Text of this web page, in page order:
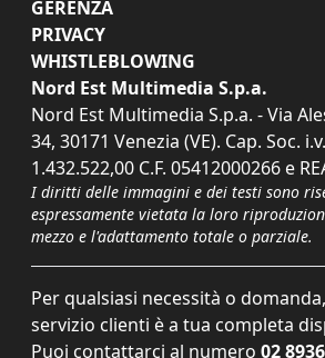
GERENZA
PRIVACY
WHISTLEBLOWING
Nord Est Multimedia S.p.a.
Nord Est Multimedia S.p.a. - Via
34, 30171 Venezia (VE). Cap. Soc.
1.432.522,00 C.F. 05412000266 e
I diritti delle immagini e dei testi sono
espressamente vietata la loro
mezzo e l'adattamento totale o parziale.
Per qualsiasi necessità o
servizio clienti è a tua completa
Puoi contattarci al numero 02